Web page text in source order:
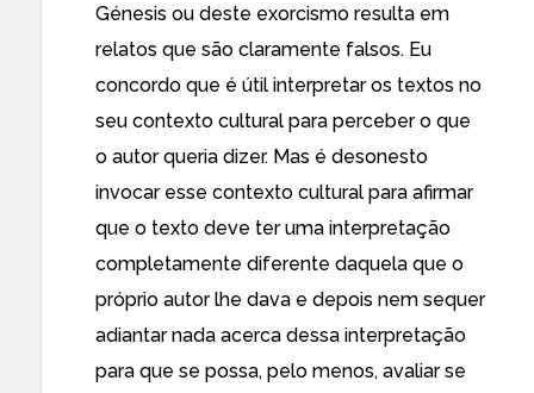
Génesis ou deste exorcismo resulta em
relatos que são claramente falsos. Eu
concordo que é útil interpretar os textos no
seu contexto cultural para perceber o que
o autor queria dizer. Mas é desonesto
invocar esse contexto cultural para afirmar
que o texto deve ter uma interpretação
completamente diferente daquela que o
próprio autor lhe dava e depois nem sequer
adiantar nada acerca dessa interpretação
para que se possa, pelo menos, avaliar se